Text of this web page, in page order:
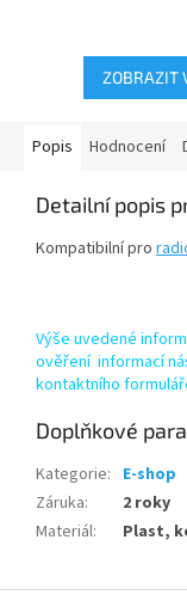
ZOBRAZIT
Popis Hodnocení
Detailní popis
Kompatibilní pro
Výše uvedené
ověření informací
kontaktního
Doplňkové
Kategorie: E-shop
Záruka:
2 roky
Materiál: Plast,